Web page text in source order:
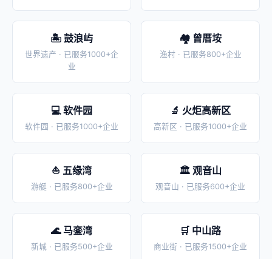
🏝️ 鼓浪屿
世界遗产 · 已服务1000+企
业
🏘️ 曾厝垵
渔村 · 已服务800+企业
💻 软件园
软件园 · 已服务1000+企业
🔬 火炬高新区
高新区 · 已服务1000+企业
⛵ 五缘湾
游艇 · 已服务800+企业
🏛️ 观音山
观音山 · 已服务600+企业
🌊 马銮湾
新城 · 已服务500+企业
🛒 中山路
商业街 · 已服务1500+企业